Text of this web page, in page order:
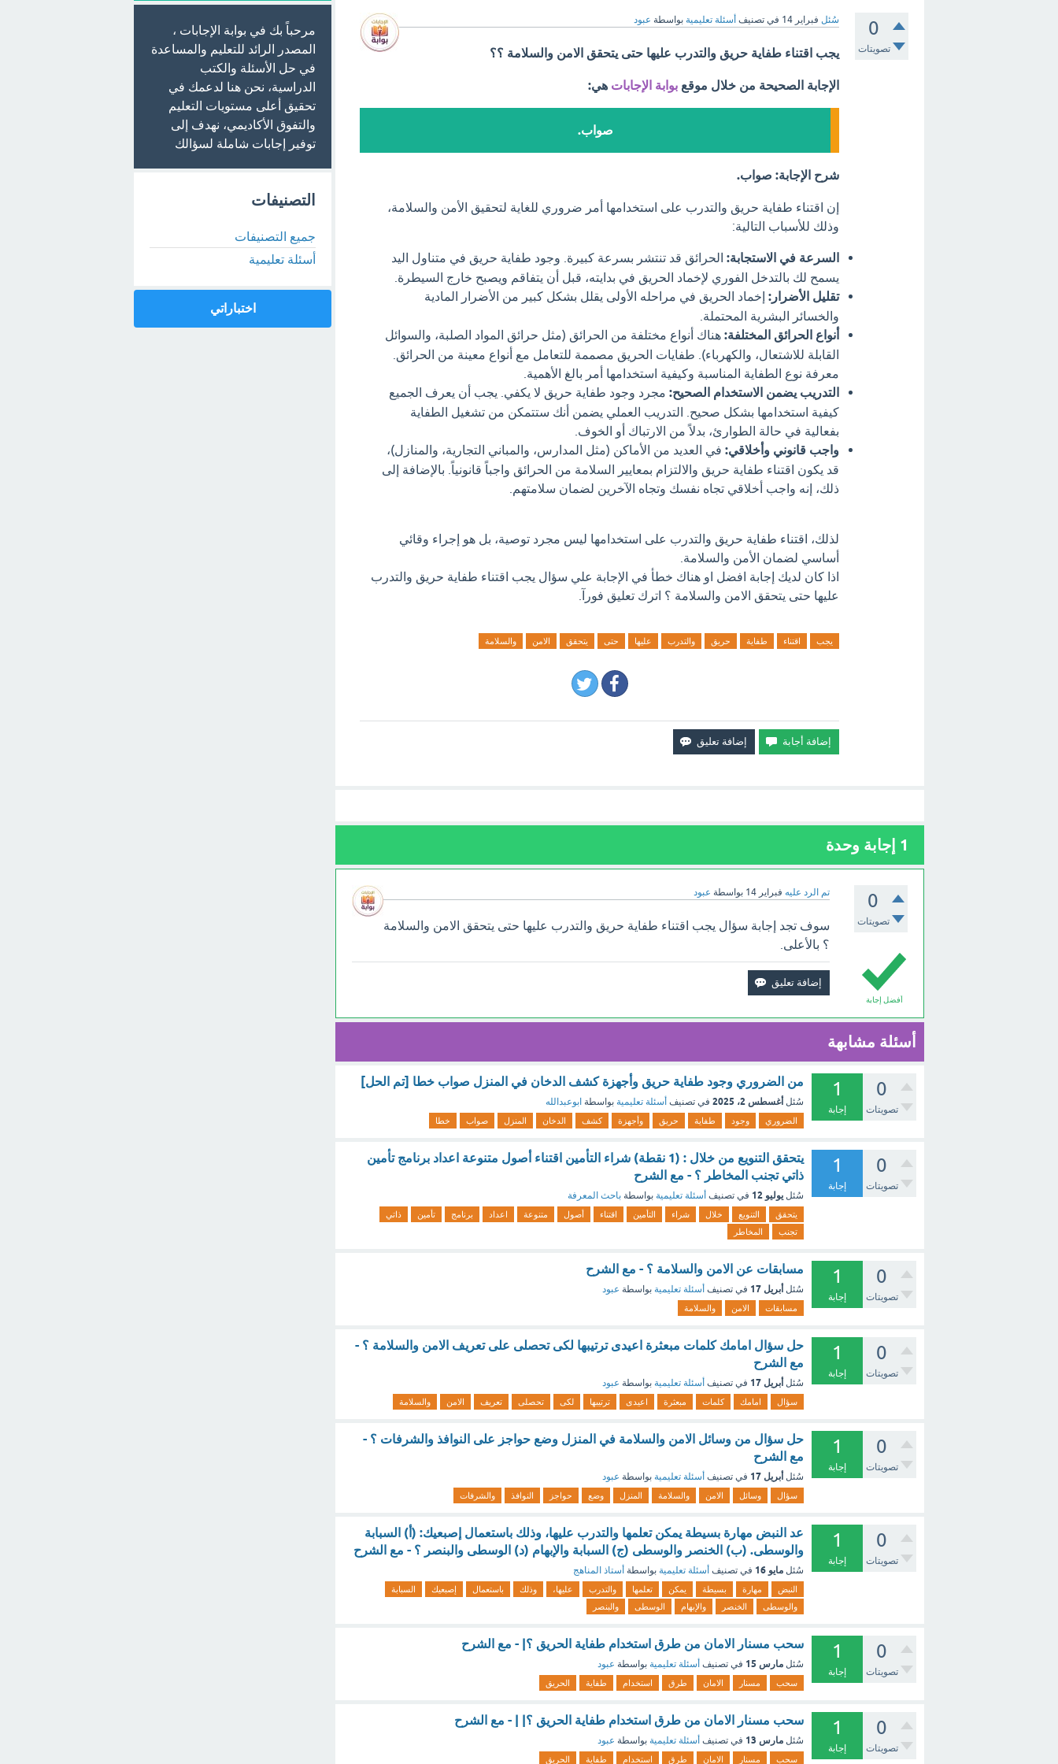
0
تصويتات
سُئل فبراير 14 في تصنيف أسئلة تعليمية بواسطة عبود
يجب اقتناء طفاية حريق والتدرب عليها حتى يتحقق الامن والسلامة ؟؟
الإجابة الصحيحة من خلال موقع بوابة الإجابات هي:
صواب.
شرح الإجابة: صواب.
إن اقتناء طفاية حريق والتدرب على استخدامها أمر ضروري للغاية لتحقيق الأمن والسلامة،
وذلك للأسباب التالية:
السرعة في الاستجابة: الحرائق قد تنتشر بسرعة كبيرة. وجود طفاية حريق في متناول اليد
يسمح لك بالتدخل الفوري لإخماد الحريق في بدايته، قبل أن يتفاقم ويصبح خارج السيطرة.
تقليل الأضرار: إخماد الحريق في مراحله الأولى يقلل بشكل كبير من الأضرار المادية
والخسائر البشرية المحتملة.
أنواع الحرائق المختلفة: هناك أنواع مختلفة من الحرائق (مثل حرائق المواد الصلبة، والسوائل
القابلة للاشتعال، والكهرباء). طفايات الحريق مصممة للتعامل مع أنواع معينة من الحرائق.
معرفة نوع الطفاية المناسبة وكيفية استخدامها أمر بالغ الأهمية.
التدريب يضمن الاستخدام الصحيح: مجرد وجود طفاية حريق لا يكفي. يجب أن يعرف الجميع
كيفية استخدامها بشكل صحيح. التدريب العملي يضمن أنك ستتمكن من تشغيل الطفاية
بفعالية في حالة الطوارئ، بدلاً من الارتباك أو الخوف.
واجب قانوني وأخلاقي: في العديد من الأماكن (مثل المدارس، والمباني التجارية، والمنازل)،
قد يكون اقتناء طفاية حريق والالتزام بمعايير السلامة من الحرائق واجباً قانونياً. بالإضافة إلى
ذلك، إنه واجب أخلاقي تجاه نفسك وتجاه الآخرين لضمان سلامتهم.
لذلك، اقتناء طفاية حريق والتدرب على استخدامها ليس مجرد توصية، بل هو إجراء وقائي
أساسي لضمان الأمن والسلامة.
اذا كان لديك إجابة افضل او هناك خطأ في الإجابة علي سؤال يجب اقتناء طفاية حريق والتدرب
عليها حتى يتحقق الامن والسلامة ؟ اترك تعليق فورآ.
يجب اقتناء طفاية حريق والتدرب عليها حتى يتحقق الامن والسلامة
1 إجابة وحدة
0
تصويتات
تم الرد عليه فبراير 14 بواسطة عبود
أفضل إجابة
سوف تجد إجابة سؤال يجب اقتناء طفاية حريق والتدرب عليها حتى يتحقق الامن والسلامة
؟ بالأعلى.
أسئلة مشابهة
0
تصويتات
1
إجابة
من الضروري وجود طفاية حريق وأجهزة كشف الدخان في المنزل صواب خطا [تم الحل]
سُئل أغسطس 2، 2025 في تصنيف أسئلة تعليمية بواسطة ابوعبدالله
الضروري وجود طفاية حريق وأجهزة كشف الدخان المنزل صواب خطا
0
تصويتات
1
إجابة
يتحقق التنويع من خلال : (1 نقطة) شراء التأمين اقتناء أصول متنوعة اعداد برنامج تأمين
ذاتي تجنب المخاطر ؟ - مع الشرح
سُئل يوليو 12 في تصنيف أسئلة تعليمية بواسطة باحث المعرفة
يتحقق التنويع خلال شراء التأمين اقتناء أصول متنوعة اعداد برنامج تأمين
ذاتي
تجنب
المخاطر
0
تصويتات
1
إجابة
مسابقات عن الامن والسلامة ؟ - مع الشرح
سُئل أبريل 17 في تصنيف أسئلة تعليمية بواسطة عبود
مسابقات الامن والسلامة
0
تصويتات
1
إجابة
حل سؤال امامك كلمات مبعثرة اعيدى ترتيبها لكى تحصلى على تعريف الامن والسلامة ؟ -
مع الشرح
سُئل أبريل 17 في تصنيف أسئلة تعليمية بواسطة عبود
سؤال امامك كلمات مبعثرة اعيدى ترتيبها لكى تحصلى تعريف الامن والسلامة
0
تصويتات
1
إجابة
حل سؤال من وسائل الامن والسلامة في المنزل وضع حواجز على النوافذ والشرفات ؟ -
مع الشرح
سُئل أبريل 17 في تصنيف أسئلة تعليمية بواسطة عبود
سؤال وسائل الامن والسلامة المنزل وضع حواجز النوافذ والشرفات
0
تصويتات
1
إجابة
عد النبض مهارة بسيطة يمكن تعلمها والتدرب عليها، وذلك باستعمال إصبعيك: (أ) السبابة
والوسطى. (ب) الخنصر والوسطى (ج) السبابة والإبهام (د) الوسطى والبنصر ؟ - مع الشرح
سُئل مايو 16 في تصنيف أسئلة تعليمية بواسطة أستاذ المناهج
النبض مهارة بسيطة يمكن تعلمها والتدرب عليها، وذلك باستعمال إصبعيك
السبابة
والوسطى
الخنصر والإبهام الوسطى والبنصر
0
تصويتات
1
إجابة
سحب مسنار الامان من طرق استخدام طفاية الحريق ؟| - مع الشرح
سُئل مارس 15 في تصنيف أسئلة تعليمية بواسطة عبود
سحب مسنار الامان طرق استخدام طفاية الحريق
0
تصويتات
1
إجابة
سحب مسنار الامان من طرق استخدام طفاية الحريق ؟| | - مع الشرح
سُئل مارس 13 في تصنيف أسئلة تعليمية بواسطة عبود
سحب مسنار الامان طرق استخدام طفاية الحريق
مرحباً بك في بوابة الإجابات ،
المصدر الرائد للتعليم والمساعدة
في حل الأسئلة والكتب
الدراسية، نحن هنا لدعمك في
تحقيق أعلى مستويات التعليم
والتفوق الأكاديمي، نهدف إلى
توفير إجابات شاملة لسؤالك
التصنيفات
جميع التصنيفات
أسئلة تعليمية
اختباراتي